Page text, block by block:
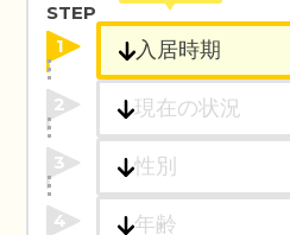
STEP
1
2
3
4